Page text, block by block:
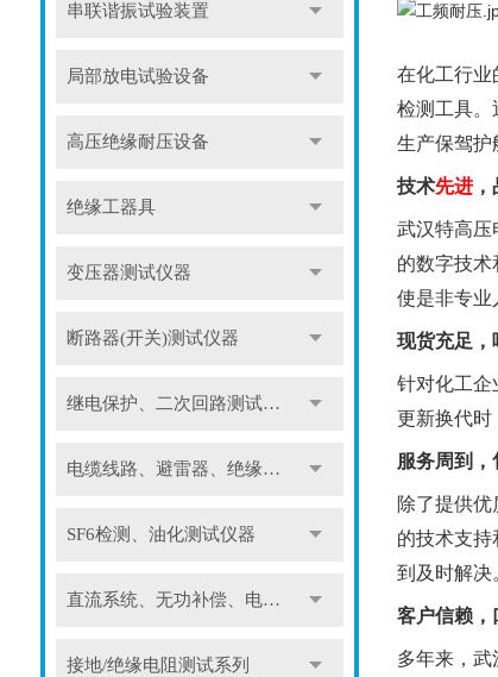
串联谐振试验装置
局部放电试验设备
高压绝缘耐压设备
绝缘工器具
变压器测试仪器
断路器(开关)测试仪器
继电保护、二次回路测试仪器
电缆线路、避雷器、绝缘子测试仪器
SF6检测、油化测试仪器
直流系统、无功补偿、电池电机检测仪器
接地/绝缘电阻测试系列
在化工行业
检测工具。
生产保驾护
技术先进，
武汉特高压
的数字技
使是非专业
现货充足，
针对化工企
更新换代时
服务周到，
除了提供
的技术支
到及时解决
客户信赖，
多年来，